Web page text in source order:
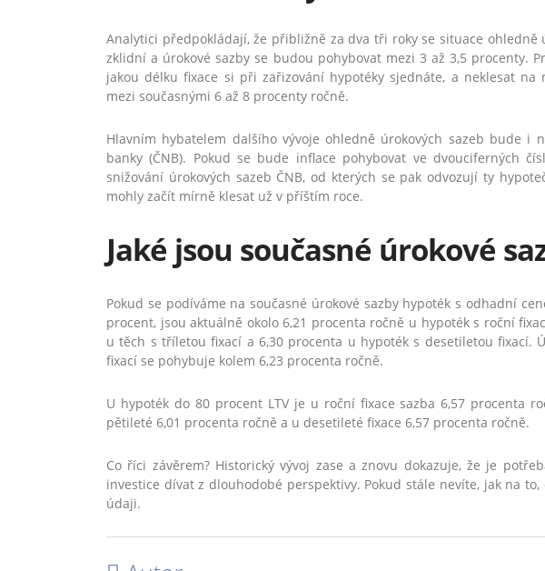
Analytici předpokládají, že přibližně za dva tři roky se situace ohledně
zklidní a úrokové sazby se budou pohybovat mezi 3 až 3,5 procenty.
jakou délku fixace si při zařizování hypotéky sjednáte, a neklesat na
mezi současnými 6 až 8 procenty ročně.
Hlavním hybatelem dalšího vývoje ohledně úrokových sazeb bude i
banky (ČNB). Pokud se bude inflace pohybovat ve dvouciferných
snižování úrokových sazeb ČNB, od kterých se pak odvozují ty
mohly začít mírně klesat už v příštím roce.
Jaké jsou současné úrokové
Pokud se podíváme na současné úrokové sazby hypoték s odhadní
procent, jsou aktuálně okolo 6,21 procenta ročně u hypoték s roční
u těch s tříletou fixací a 6,30 procenta u hypoték s desetiletou fixací.
fixací se pohybuje kolem 6,23 procenta ročně.
U hypoték do 80 procent LTV je u roční fixace sazba 6,57 procenta
pětileté 6,01 procenta ročně a u desetileté fixace 6,57 procenta ročně.
Co říci závěrem? Historický vývoj zase a znovu dokazuje, že je
investice dívat z dlouhodobé perspektivy. Pokud stále nevíte, jak na
údaji.